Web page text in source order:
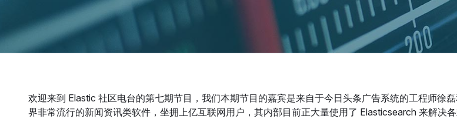
欢迎来到 Elastic 社区电台的第七期节目，我们本期节目的嘉宾是来自于今日头条广告系统的工程师徐
界非常流行的新闻资讯类软件，坐拥上亿互联网用户，其内部目前正大量使用了 Elasticsearch 来解决